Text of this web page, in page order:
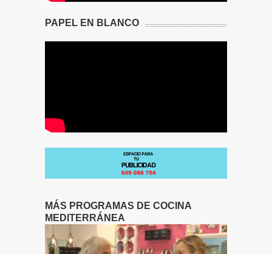
PAPEL EN BLANCO
MÁS PROGRAMAS DE COCINA
MEDITERRÁNEA